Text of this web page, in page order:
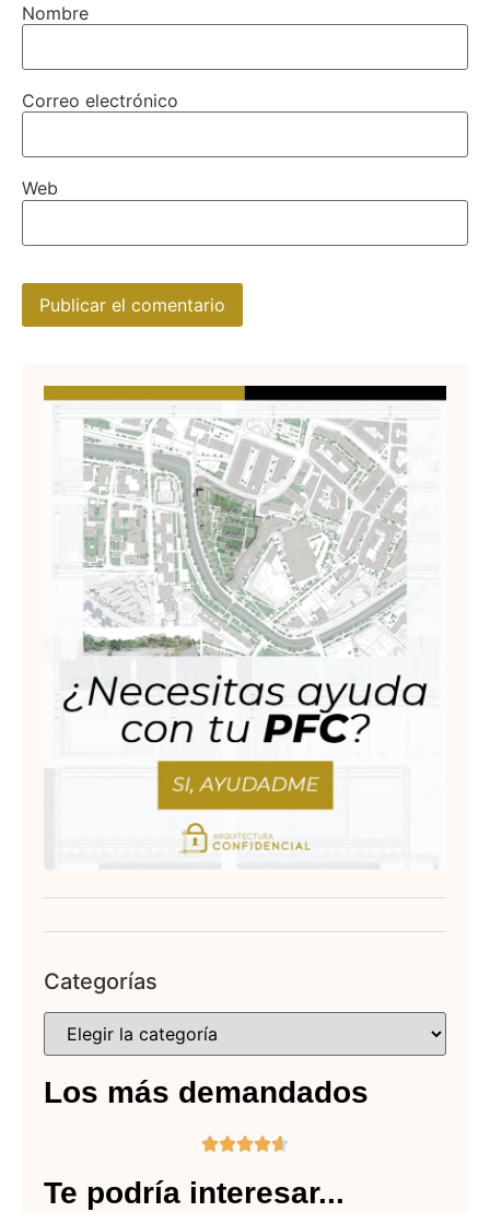
Nombre
Correo electrónico
Web
Categorías
Los más demandados

Te podría interesar...